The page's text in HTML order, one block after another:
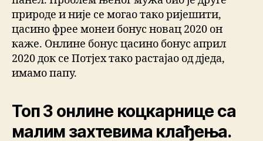
природе и није се могао тако ријешити,
цасино фрее монеи бонус новац 2020 он
каже. Онлине бонус цасино бонус април
2020 док се Потјех тако растајао од дједа,
имамо папу.
Топ 3 онлине коцкарнице са
малим захтевима клађења.